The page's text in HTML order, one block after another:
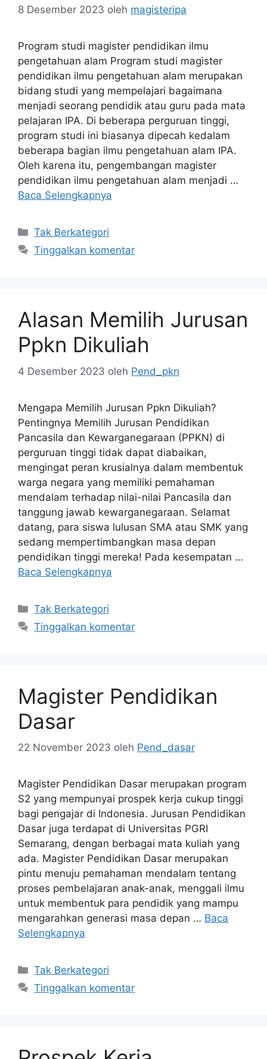
8 Desember 2023 oleh magisteripa
Program studi magister pendidikan ilmu
pengetahuan alam Program studi magister
pendidikan ilmu pengetahuan alam merupakan
bidang studi yang mempelajari bagaimana
menjadi seorang pendidik atau guru pada mata
pelajaran IPA. Di beberapa perguruan tinggi,
program studi ini biasanya dipecah kedalam
beberapa bagian ilmu pengetahuan alam IPA.
Oleh karena itu, pengembangan magister
pendidikan ilmu pengetahuan alam menjadi …
Baca Selengkapnya
Kategori
Tak Berkategori
Tinggalkan komentar
Alasan Memilih Jurusan
Ppkn Dikuliah
4 Desember 2023 oleh Pend_pkn
Mengapa Memilih Jurusan Ppkn Dikuliah?
Pentingnya Memilih Jurusan Pendidikan
Pancasila dan Kewarganegaraan (PPKN) di
perguruan tinggi tidak dapat diabaikan,
mengingat peran krusialnya dalam membentuk
warga negara yang memiliki pemahaman
mendalam terhadap nilai-nilai Pancasila dan
tanggung jawab kewarganegaraan. Selamat
datang, para siswa lulusan SMA atau SMK yang
sedang mempertimbangkan masa depan
pendidikan tinggi mereka! Pada kesempatan …
Baca Selengkapnya
Kategori
Tak Berkategori
Tinggalkan komentar
Magister Pendidikan
Dasar
22 November 2023 oleh Pend_dasar
Magister Pendidikan Dasar merupakan program
S2 yang mempunyai prospek kerja cukup tinggi
bagi pengajar di Indonesia. Jurusan Pendidikan
Dasar juga terdapat di Universitas PGRI
Semarang, dengan berbagai mata kuliah yang
ada. Magister Pendidikan Dasar merupakan
pintu menuju pemahaman mendalam tentang
proses pembelajaran anak-anak, menggali ilmu
untuk membentuk para pendidik yang mampu
mengarahkan generasi masa depan … Baca
Selengkapnya
Kategori
Tak Berkategori
Tinggalkan komentar